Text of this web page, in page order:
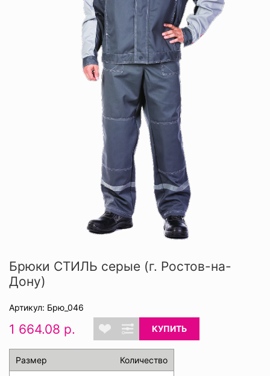
Брюки СТИЛЬ серые (г. Ростов-на-
Дону)
Артикул: Брю_046
1 664.08 р. КУПИТЬ
Размер Количество